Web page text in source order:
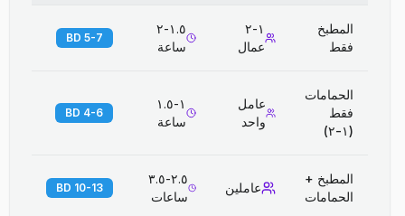
المطبخ
فقط
١-٢
عمال
١.٥-٢
ساعة
5-7 BD
الحمامات
فقط
(١-٢)
عامل
واحد
١-١.٥
ساعة
4-6 BD
المطبخ +
الحمامات
عاملين
٢.٥-٣.٥
ساعات
10-13 BD